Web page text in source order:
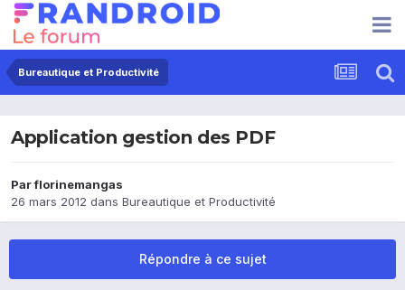
Bureautique et Productivité
Application gestion des PDF
Parflorinemangas
26 mars 2012 dans Bureautique et Productivité
Répondre à ce sujet